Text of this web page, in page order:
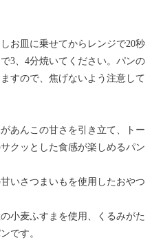
お皿に乗せてからレンジで20秒
3、4分焼いてください。パンの
すので、焦げないよう注意して
あんこの甘さを引き立て、トー
クッとした食感が楽しめるパン
いさつまいもを使用したおやつ
小麦ふすまを使用、くるみがた
です。